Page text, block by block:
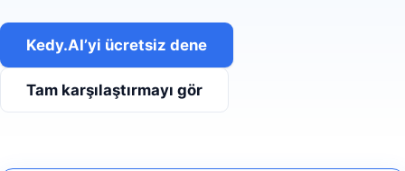
Kedy.AI’yi ücretsiz dene
Tam karşılaştırmayı gör